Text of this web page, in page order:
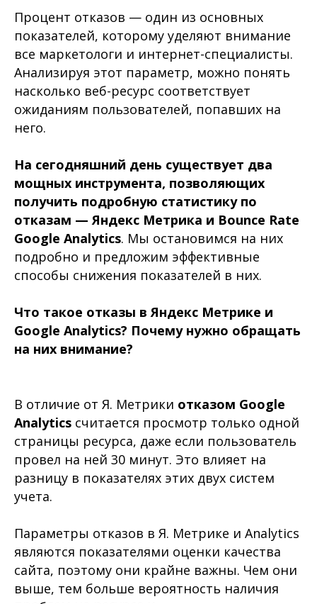
Процент отказов — один из основных
показателей, которому уделяют внимание
все маркетологи и интернет-специалисты.
Анализируя этот параметр, можно понять
насколько веб-ресурс соответствует
ожиданиям пользователей, попавших на
него.
На сегодняшний день существует два
мощных инструмента, позволяющих
получить подробную статистику по
отказам — Яндекс Метрика и Bounce Rate
Google Analytics. Мы остановимся на них
подробно и предложим эффективные
способы снижения показателей в них.
Что такое отказы в Яндекс Метрике и
Google Analytics? Почему нужно обращать
на них внимание?
В отличие от Я. Метрики отказом Google
Analytics считается просмотр только одной
страницы ресурса, даже если пользователь
провел на ней 30 минут. Это влияет на
разницу в показателях этих двух систем
учета.
Параметры отказов в Я. Метрике и Analytics
являются показателями оценки качества
сайта, поэтому они крайне важны. Чем они
выше, тем больше вероятность наличия